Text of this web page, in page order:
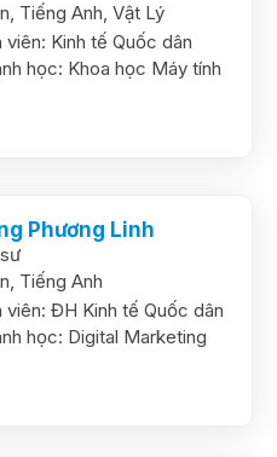
Tiếng Anh,Vật Lý
viên: Kinh tế Quốc dân
học: Khoa học Máy tính
Phương Linh
Tiếng Anh
viên: ĐH Kinh tế Quốc dân
học: Digital Marketing